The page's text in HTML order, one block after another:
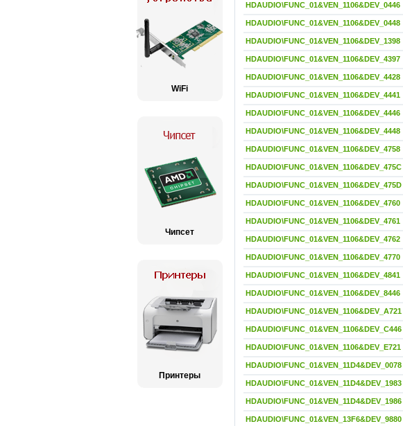
WiFi
Чипсет
Принтеры
HDAUDIO\FUNC_01&VEN_1106&DEV_0446
HDAUDIO\FUNC_01&VEN_1106&DEV_0448
HDAUDIO\FUNC_01&VEN_1106&DEV_1398
HDAUDIO\FUNC_01&VEN_1106&DEV_4397
HDAUDIO\FUNC_01&VEN_1106&DEV_4428
HDAUDIO\FUNC_01&VEN_1106&DEV_4441
HDAUDIO\FUNC_01&VEN_1106&DEV_4446
HDAUDIO\FUNC_01&VEN_1106&DEV_4448
HDAUDIO\FUNC_01&VEN_1106&DEV_4758
HDAUDIO\FUNC_01&VEN_1106&DEV_475C
HDAUDIO\FUNC_01&VEN_1106&DEV_475D
HDAUDIO\FUNC_01&VEN_1106&DEV_4760
HDAUDIO\FUNC_01&VEN_1106&DEV_4761
HDAUDIO\FUNC_01&VEN_1106&DEV_4762
HDAUDIO\FUNC_01&VEN_1106&DEV_4770
HDAUDIO\FUNC_01&VEN_1106&DEV_4841
HDAUDIO\FUNC_01&VEN_1106&DEV_8446
HDAUDIO\FUNC_01&VEN_1106&DEV_A721
HDAUDIO\FUNC_01&VEN_1106&DEV_C446
HDAUDIO\FUNC_01&VEN_1106&DEV_E721
HDAUDIO\FUNC_01&VEN_11D4&DEV_0078
HDAUDIO\FUNC_01&VEN_11D4&DEV_1983
HDAUDIO\FUNC_01&VEN_11D4&DEV_1986
HDAUDIO\FUNC_01&VEN_13F6&DEV_9880